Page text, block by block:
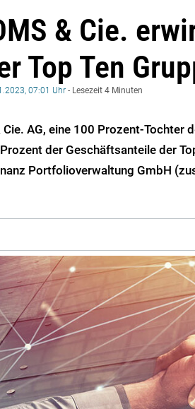
& Cie.
Top Ten
07:01 Uhr - Lesezeit 4 Minuten
Cie. AG, eine 100 Prozent-Tochter
der Geschäftsanteile der
Portfolioverwaltung GmbH